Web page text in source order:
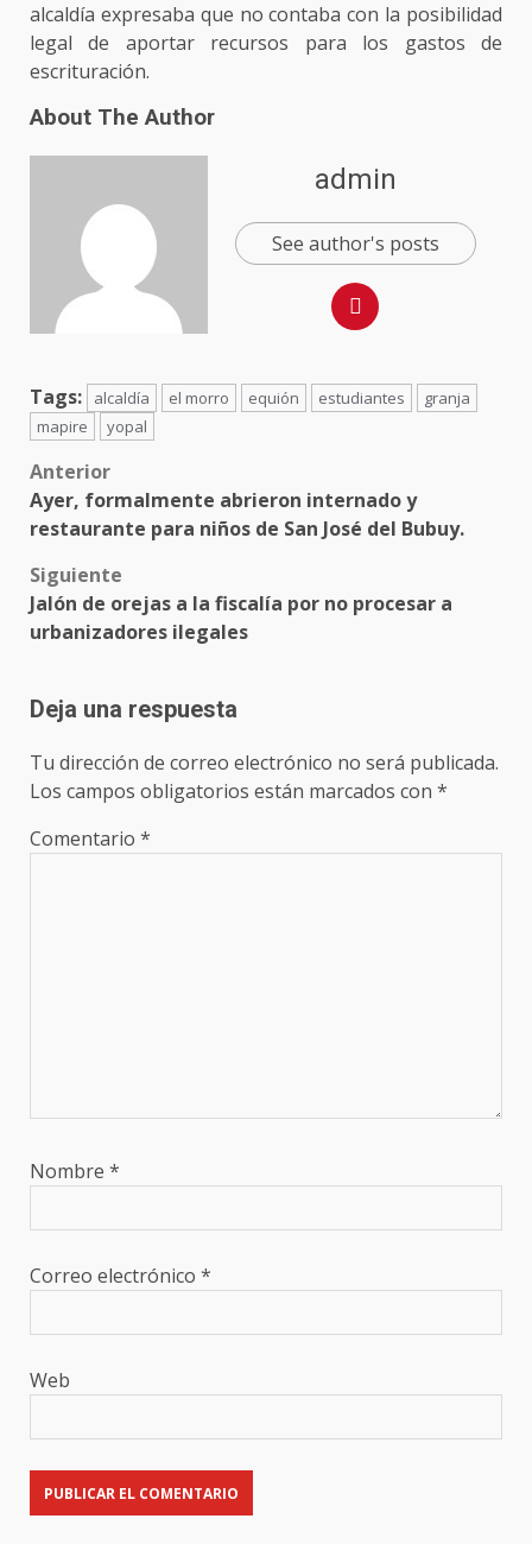
alcaldía expresaba que no contaba con la posibilidad
legal de aportar recursos para los gastos de
escrituración.
About The Author
admin
See author's posts
Tags: alcaldía el morro equión estudiantes
granja
mapire
yopal
Post
navigation
Anterior
Ayer, formalmente abrieron internado y
restaurante para niños de San José del Bubuy.
Siguiente
Jalón de orejas a la fiscalía por no procesar a
urbanizadores ilegales
Deja una respuesta
Tu dirección de correo electrónico no será publicada.
Los campos obligatorios están marcados con *
Comentario *
Nombre *
Correo electrónico *
Web